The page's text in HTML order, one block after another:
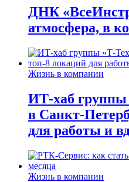
ДНК
атмосфера, в
Жизнь в компании
ИТ-хаб группы
в Санкт-
для работы и
Жизнь в компании